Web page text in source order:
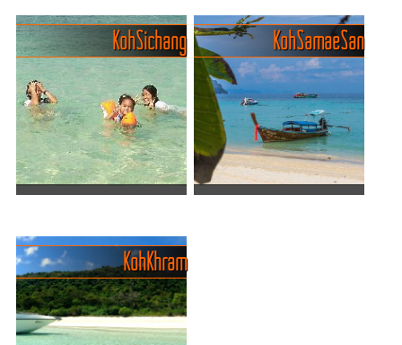
Koh Samet ist der Ort, an
dem dein Zeitgefühl baden
geht – im türkisblauen
Wasser, versteht sich. Die
kleine Insel im Golf von
Thailand verführt mit p...
Koh Samet – wo weißer
Puderzuckersand auf
türkisblaues Wasser trifft
und der Alltag garantiert auf
der Fähre zurückbleibt.
Unsere Resort-Tipps zeigen
...
Koh Si Chang, eine
bezaubernde Insel nur eine
kurze Bootsfahrt von
Pattaya entfernt, bietet eine
ruhige und entspannte
Koh Sichang Koh Samae San
Koh Khram